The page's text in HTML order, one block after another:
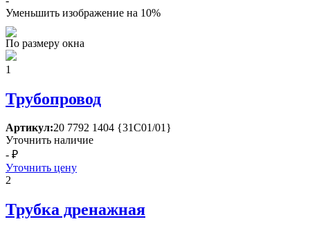
Уменьшить изображение на 10%
По размеру окна
1
Трубопровод
Артикул:20 7792 1404 {31С01/01}
Уточнить наличие
- ₽
Уточнить цену
2
Трубка дренажная